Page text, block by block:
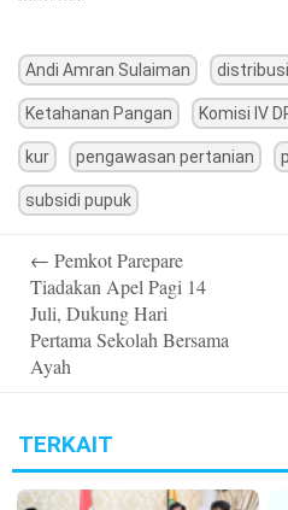
Andi Amran Sulaiman
Ketahanan Pangan Komisi IV
kur pengawasan pertanian
subsidi pupuk
navigation
← Pemkot Parepare
Tiadakan Apel Pagi 14
Juli, Dukung Hari
Pertama Sekolah Bersama
Ayah
TERKAIT